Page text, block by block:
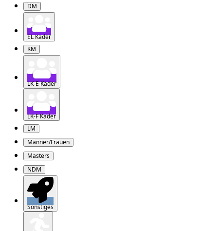
DM
EL Kader
KM
LK-E Kader
LK-F Kader
LM
Männer/Frauen
Masters
NDM
Sonstiges